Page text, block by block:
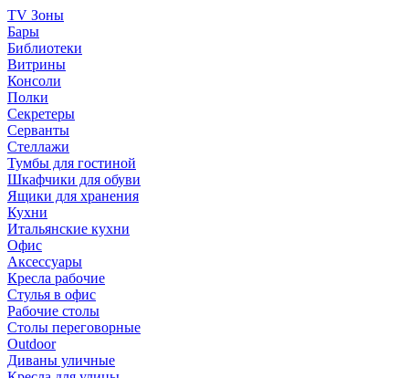
TV Зоны
Бары
Библиотеки
Витрины
Консоли
Полки
Секретеры
Серванты
Стеллажи
Тумбы для гостиной
Шкафчики для обуви
Ящики для хранения
Кухни
Итальянские кухни
Офис
Аксессуары
Кресла рабочие
Стулья в офис
Рабочие столы
Столы переговорные
Outdoor
Диваны уличные